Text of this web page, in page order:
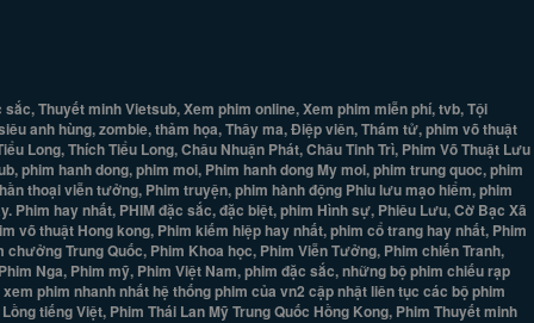
Thuyết minh Vietsub, Xem phim online, Xem phim miễn phí, tvb, Tội
anh hùng, zombie, thảm họa, Thây ma, Điệp viên, Thám tử, phim võ thuật
Long, Thích Tiểu Long, Châu Nhuận Phát, Châu Tinh Trì, Phim Võ Thuật Lưu
phim hanh dong, phim moi, Phim hanh dong My moi, phim trung quoc, phim
thoại viễn tưởng, Phim truyện, phim hành động Phiu lưu mạo hiểm, phim
hay nhất, PHIM đặc sắc, đặc biệt, phim Hình sự, Phiêu Lưu, Cờ Bạc Xã
võ thuật Hong kong, Phim kiếm hiệp hay nhất, phim cổ trang hay nhất, Phim
Trung Quốc, Phim Khoa học, Phim Viễn Tưởng, Phim chiến Tranh,
Nga, Phim mỹ, Phim Việt Nam, phim đặc sắc, những bộ phim chiếu rạp
phim nhanh nhất hệ thống phim của vn2 cập nhật liên tục các bộ phim
tiếng Việt, Phim Thái Lan Mỹ Trung Quốc Hồng Kong, Phim Thuyết minh